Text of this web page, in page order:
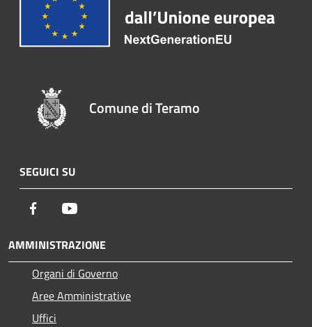
Comune di Teramo
SEGUICI SU
Facebook
AMMINISTRAZIONE
Organi di Governo
Aree Amministrative
Uffici